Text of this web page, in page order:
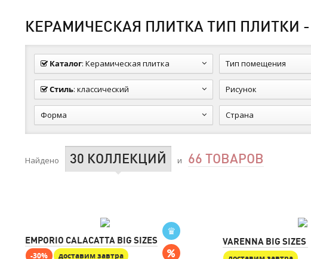
КЕРАМИЧЕСКАЯ ПЛИТКА ТИП ПЛИТКИ
Каталог: Керамическая плитка Тип помещения
Стиль: классический Рисунок
Форма Страна
Найдено 30 КОЛЛЕКЦИЙ и 66 ТОВАРОВ
EMPORIO CALACATTA BIG SIZES
-30%
доставим завтра
VARENNA BIG SIZES